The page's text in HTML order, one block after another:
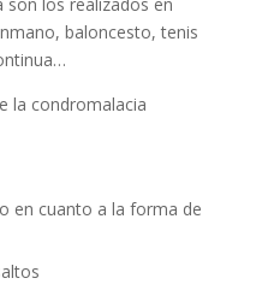
baloncesto, tenis
la condromalacia
en cuanto a la forma de